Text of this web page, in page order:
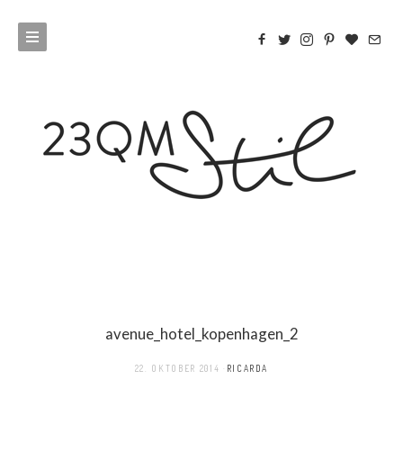
avenue_hotel_kopenhagen_2
22. OKTOBER 2014 RICARDA